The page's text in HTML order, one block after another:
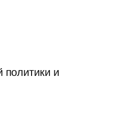
политики и